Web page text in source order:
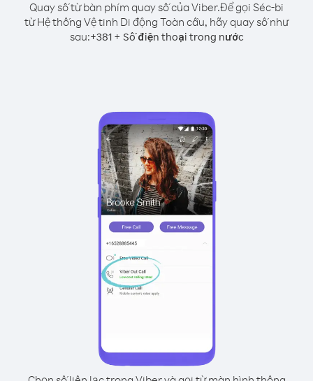
Quay số từ bàn phím quay số của Viber.Để gọi Séc-bi
từ Hệ thống Vệ tinh Di động Toàn cầu, hãy quay số như
sau:+381+ Số điện thoại trong nước